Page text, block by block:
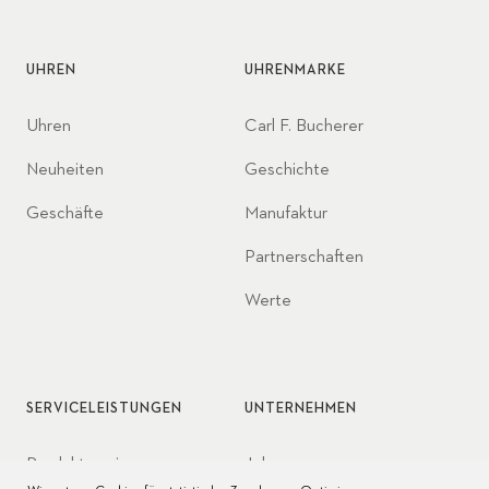
UHREN
Uhren
Neuheiten
Geschäfte
UHRENMARKE
Carl F. Bucherer
Geschichte
Manufaktur
Partnerschaften
Werte
SERVICELEISTUNGEN
Produktservice
UNTERNEHMEN
Jobs